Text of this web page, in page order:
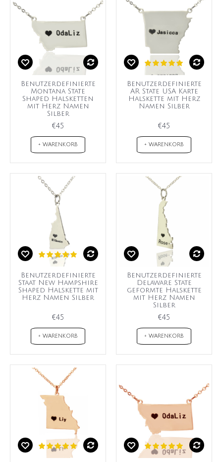
Benutzerdefinierte
Montana State
Shaped Halsketten
mit Herz Namen
Silber
€45
+ WARENKORB
Benutzerdefinierte
AR State USA Karte
Halskette mit Herz
Namen Silber
€45
+ WARENKORB
Benutzerdefinierte
Staat New Hampshire
Shaped Halskette mit
Herz Namen Silber
€45
+ WARENKORB
Benutzerdefinierte
Delaware State
geformte Halskette
mit Herz Namen
Silber
€45
+ WARENKORB